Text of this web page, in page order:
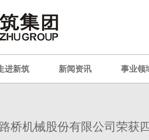
进新筑 新闻资讯 事业领
桥机械股份有限公司荣获